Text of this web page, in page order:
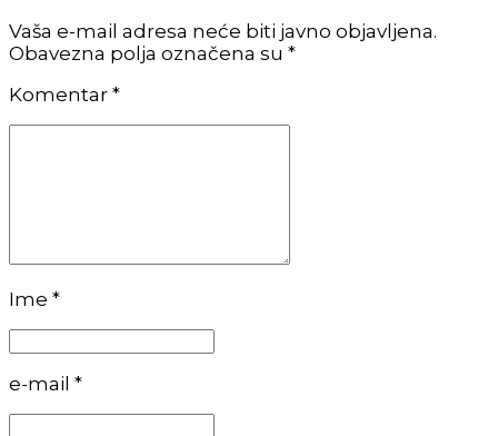
Vaša e-mail adresa neće biti javno objavljena.
Obavezna polja označena su *
Komentar *
Ime *
e-mail *